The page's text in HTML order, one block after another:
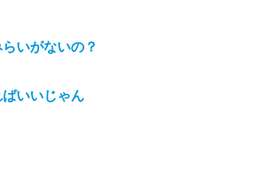
いがないの？
いいじゃん